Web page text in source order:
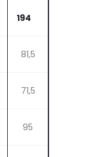
194
81,5
71,5
95